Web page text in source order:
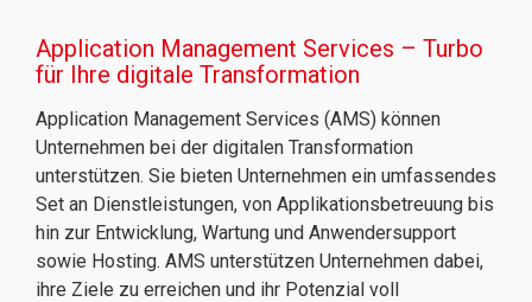
Application Management Services – Turbo
für Ihre digitale Transformation
Application Management Services (AMS) können
Unternehmen bei der digitalen Transformation
unterstützen. Sie bieten Unternehmen ein umfassendes
Set an Dienstleistungen, von Applikationsbetreuung bis
hin zur Entwicklung, Wartung und Anwendersupport
sowie Hosting. AMS unterstützen Unternehmen dabei,
ihre Ziele zu erreichen und ihr Potenzial voll